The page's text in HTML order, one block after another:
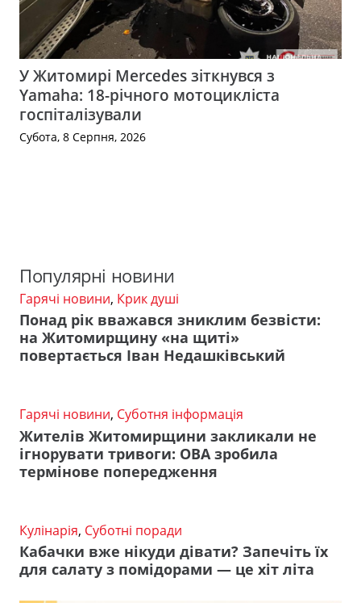
У Житомирі Mercedes зіткнувся з
Yamaha: 18-річного мотоцикліста
госпіталізували
Субота, 8 Серпня, 2026
Популярні новини
Гарячі новини, Крик душі
Понад рік вважався зниклим безвісти:
на Житомирщину «на щиті»
повертається Іван Недашківський
Гарячі новини, Суботня інформація
Жителів Житомирщини закликали не
ігнорувати тривоги: ОВА зробила
термінове попередження
Кулінарія, Суботні поради
Кабачки вже нікуди дівати? Запечіть їх
для салату з помідорами — це хіт літа